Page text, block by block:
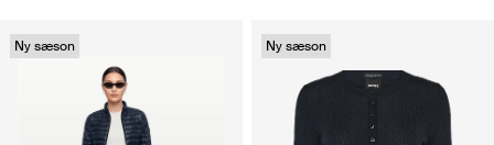
Ny sæson Ny sæson